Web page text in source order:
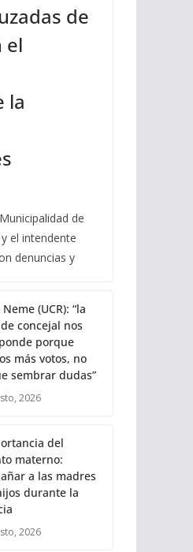
de
el
la
de
el intendente
denuncias y
(UCR): “la
concejal nos
porque
más votos, no
sembrar dudas”
2026
del
materno:
a las madres
durante la
2026